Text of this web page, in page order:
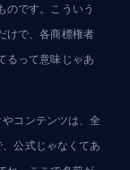
のです。こういう
けで、各商標権者
るって意味じゃあ
コンテンツは、全
公式じゃなくてあ